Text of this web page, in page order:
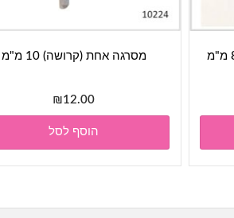
מסרגה אחת (קרושה) 10 מ"מ
₪12.00
הוסף לסל